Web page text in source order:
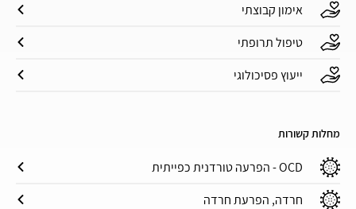
אימון קבוצתי
טיפול תרופתי
ייעוץ פסיכולוגי
מחלות קשורות
OCD - הפרעה טורדנית כפייתית
חרדה, הפרעת חרדה